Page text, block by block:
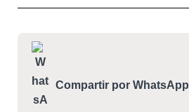
Compartir por WhatsApp